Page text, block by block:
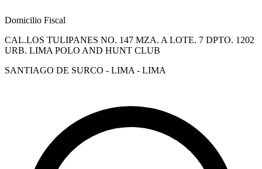
Domicilio Fiscal
CAL.LOS TULIPANES NO. 147 MZA. A LOTE. 7 DPTO. 1202
URB. LIMA POLO AND HUNT CLUB
SANTIAGO DE SURCO - LIMA - LIMA